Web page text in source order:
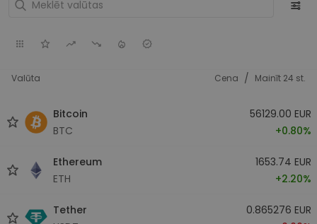
Valūta Cena / Mainīt 24 st.
Bitcoin
BTC
56129.00 EUR
+0.80%
Ethereum
ETH
1653.74 EUR
+2.20%
Tether
0.865276 EUR